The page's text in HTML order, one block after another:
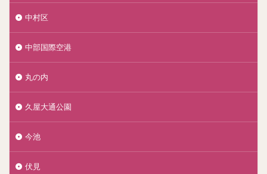
中村区
中部国際空港
丸の内
久屋大通公園
今池
伏見